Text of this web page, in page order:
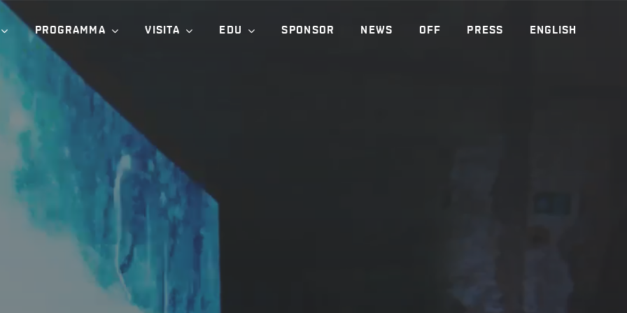
PROGRAMMA VISITA EDU SPONSOR NEWS OFF PRESS ENGLISH